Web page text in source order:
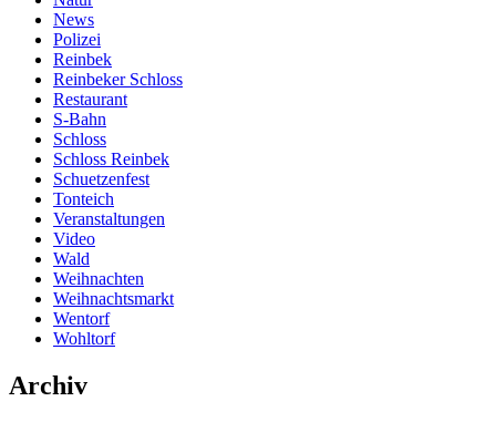
News
Polizei
Reinbek
Reinbeker Schloss
Restaurant
S-Bahn
Schloss
Schloss Reinbek
Schuetzenfest
Tonteich
Veranstaltungen
Video
Wald
Weihnachten
Weihnachtsmarkt
Wentorf
Wohltorf
Archiv